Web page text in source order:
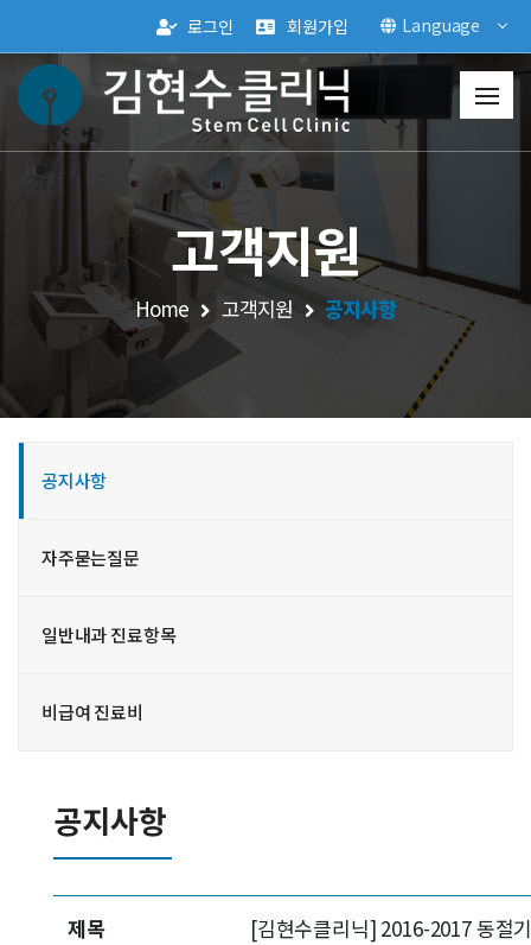
로그인 회원가입 Language
고객지원
Home 고객지원 공지사항
공지사항
자주묻는질문
일반내과 진료항목
비급여 진료비
공지사항
제목 [김현수클리닉] 2016-2017 동절